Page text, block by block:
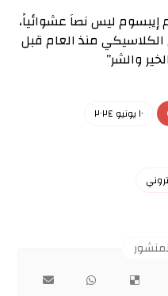
إيبسوم ليس نصاَ عشوائياً،
الكلاسيكي منذ العام قبل
والشر”
١٠ يونيو ٢٠٢٤